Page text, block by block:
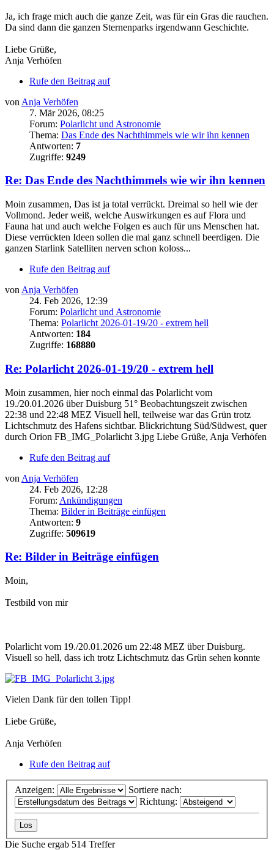
Ja, ich frage mich auch die ganze Zeit, was für ein Gras die rauchen.
Da sind dann die ganzen Sternenparks irgendwann Geschichte.
Liebe Grüße,
Anja Verhöfen
Rufe den Beitrag auf
von Anja Verhöfen
7. Mär 2026, 08:25
Forum: Polarlicht und Astronomie
Thema: Das Ende des Nachthimmels wie wir ihn kennen
Antworten: 7
Zugriffe: 9249
Re: Das Ende des Nachthimmels wie wir ihn kennen
Moin zusammen, Das ist ja total verrückt. Dreimal so hell wie der
Vollmond. Jeder weiß, welche Auswirkungen es auf Flora und
Fauna hat und auch welche Folgen es auch für uns Menschen hat.
Diese verrückten Ideen sollen die mal ganz schnell beerdigen. Die
ganzen Starlink Satelliten nerven schon koloss...
Rufe den Beitrag auf
von Anja Verhöfen
24. Feb 2026, 12:39
Forum: Polarlicht und Astronomie
Thema: Polarlicht 2026-01-19/20 - extrem hell
Antworten: 184
Zugriffe: 168880
Re: Polarlicht 2026-01-19/20 - extrem hell
Moin zusammen, hier noch einmal das Polarlicht vom
19./20.01.2026 über Duisburg 51° Beobachtungszeit zwischen
22:38 und 22:48 MEZ Visuell hell, teilweise war das Grün trotz
Lichtschmutz des Hafens sichtbar. Blickrichtung Süd/Südwest, quer
durch Orion FB_IMG_Polarlicht 3.jpg Liebe Grüße, Anja Verhöfen
Rufe den Beitrag auf
von Anja Verhöfen
24. Feb 2026, 12:28
Forum: Ankündigungen
Thema: Bilder in Beiträge einfügen
Antworten: 9
Zugriffe: 509619
Re: Bilder in Beiträge einfügen
Moin,
Testbild von mir
Polarlicht vom 19./20.01.2026 um 22:48 MEZ über Duisburg.
Visuell so hell, dass ich trotz Lichtschmutz das Grün sehen konnte
Vielen Dank für den tollen Tipp!
Liebe Grüße,
Anja Verhöfen
Rufe den Beitrag auf
Anzeigen:
Sortiere nach:
Richtung:
Die Suche ergab 514 Treffer